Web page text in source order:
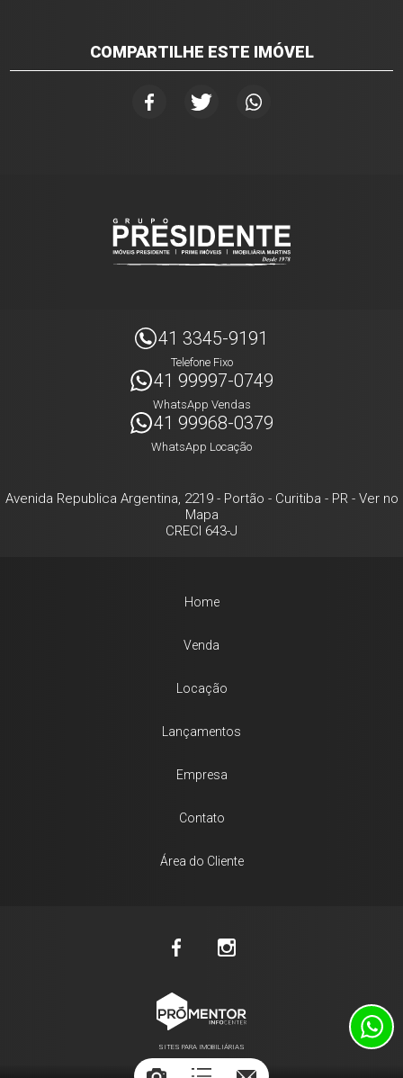
COMPARTILHE ESTE IMÓVEL
41 3345-9191
Telefone Fixo
41 99997-0749
WhatsApp Vendas
41 99968-0379
WhatsApp Locação
Avenida Republica Argentina, 2219- Portão - Curitiba - PR- Ver no
Mapa
CRECI 643-J
Home
Venda
Locação
Lançamentos
Empresa
Contato
Área do Cliente
SITES PARA IMOBILIÁRIAS